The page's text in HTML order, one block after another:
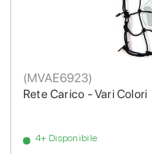
Rete Carico - Vari Colori
(MVAE6923)
4+ Disponibile